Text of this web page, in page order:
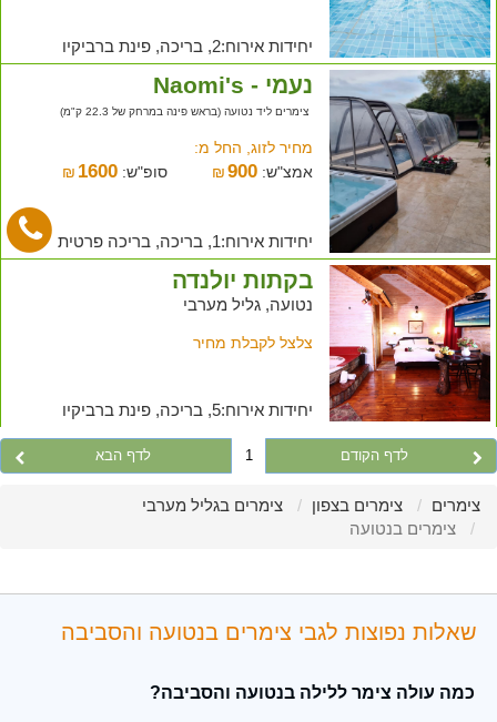
יחידות אירוח:2, בריכה, פינת ברביקיו
נעמי - Naomi's
צימרים ליד נטועה (בראש פינה במרחק של 22.3 ק"מ)
מחיר לזוג, החל מ:
אמצ"ש:
₪900 סופ"ש: ₪ 1600
יחידות אירוח:1, בריכה, בריכה פרטית
בקתות יולנדה
נטועה, גליל מערבי
צלצל לקבלת מחיר
יחידות אירוח:5, בריכה, פינת ברביקיו
לדף הקודם 1 לדף הבא
צימרים צימרים בצפון
צימרים בגליל מערבי
צימרים בנטועה
שאלות נפוצות לגבי צימרים בנטועה והסביבה
כמה עולה צימר ללילה בנטועה והסביבה?